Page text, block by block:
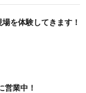
を体験してきます！
業中！